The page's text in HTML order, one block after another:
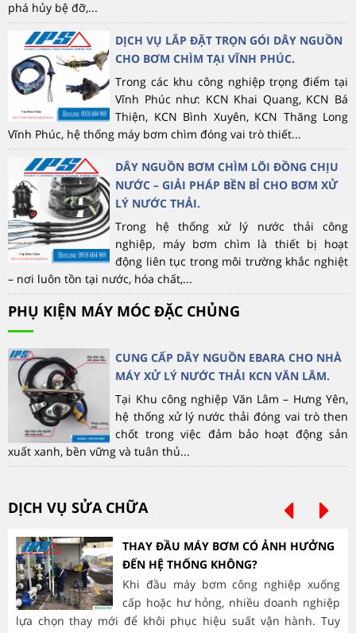
phá hủy bệ đỡ,...
DỊCH VỤ LẮP ĐẶT TRỌN GÓI DÂY NGUỒN
CHO BƠM CHÌM TẠI VĨNH PHÚC.
Trong các khu công nghiệp trọng điểm tại
Vĩnh Phúc như: KCN Khai Quang, KCN Bá
Thiện, KCN Bình Xuyên, KCN Thăng Long
Vĩnh Phúc, hệ thống máy bơm chìm đóng vai trò thiết...
DÂY NGUỒN BƠM CHÌM LÕI ĐỒNG CHỊU
NƯỚC – GIẢI PHÁP BỀN BỈ CHO BƠM XỬ
LÝ NƯỚC THẢI.
Trong hệ thống xử lý nước thải công
nghiệp, máy bơm chìm là thiết bị hoạt
động liên tục trong môi trường khắc nghiệt
– nơi luôn tồn tại nước, hóa chất,...
PHỤ KIỆN MÁY MÓC ĐẶC CHỦNG
CUNG CẤP DÂY NGUỒN EBARA CHO NHÀ
MÁY XỬ LÝ NƯỚC THẢI KCN VĂN LÂM.
Tại Khu công nghiệp Văn Lâm – Hưng Yên,
hệ thống xử lý nước thải đóng vai trò then
chốt trong việc đảm bảo hoạt động sản
xuất xanh, bền vững và tuân thủ...
DỊCH VỤ SỬA CHỮA
THAY ĐẦU MÁY BƠM CÓ ẢNH HƯỞNG
ĐẾN HỆ THỐNG KHÔNG?
Khi đầu máy bơm công nghiệp xuống
cấp hoặc hư hỏng, nhiều doanh nghiệp
lựa chọn thay mới để khôi phục hiệu suất vận hành. Tuy